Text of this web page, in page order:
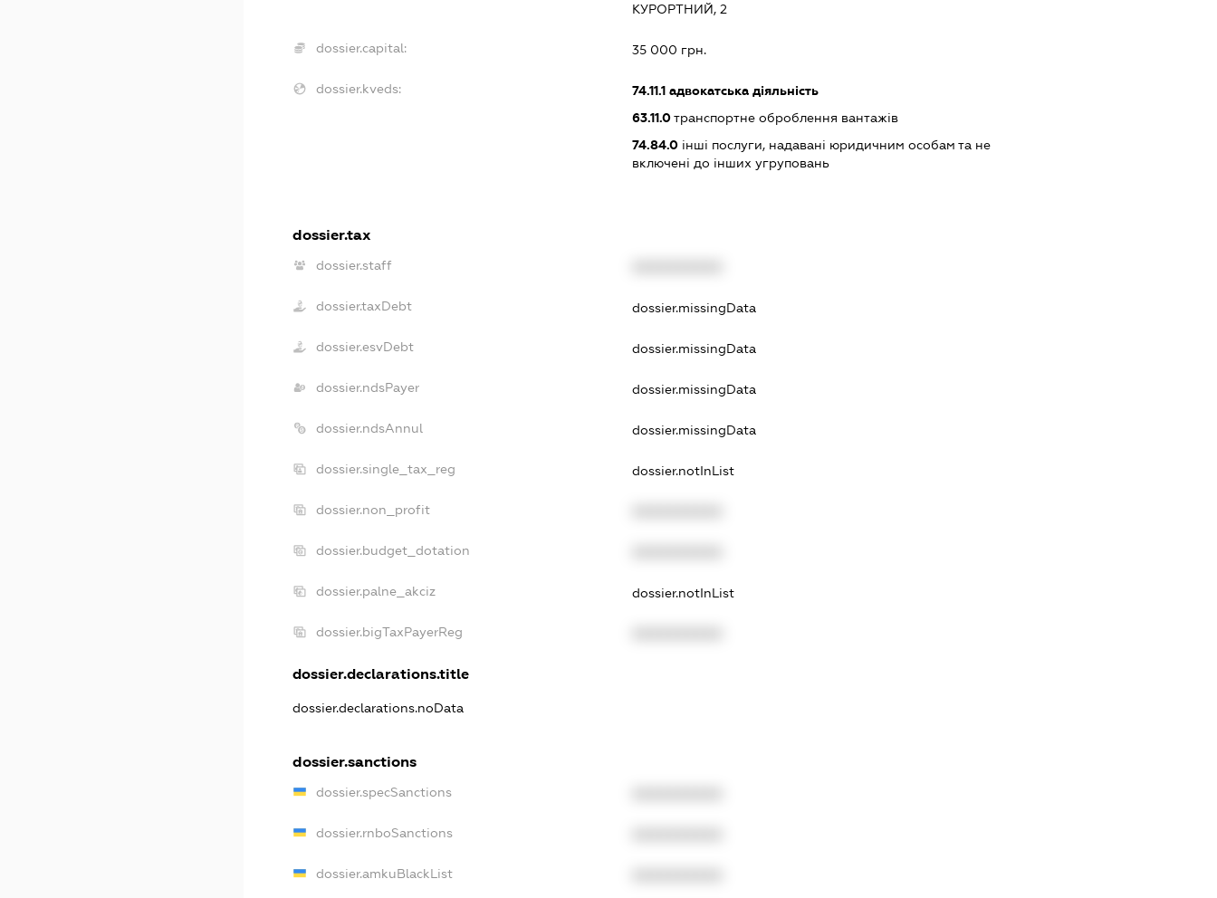
КУРОРТНИЙ, 2
dossier.capital: 35 000 грн.
dossier.kveds: 74.11.1адвокатська діяльність
63.11.0транспортне оброблення вантажів
74.84.0інші послуги, надавані юридичним особам та не
включені до інших угруповань
dossier.tax
dossier.staff
dossier.taxDebt dossier.missingData
dossier.esvDebt dossier.missingData
dossier.ndsPayer dossier.missingData
dossier.ndsAnnul dossier.missingData
dossier.single_tax_reg dossier.notInList
dossier.non_profit
dossier.budget_dotation
dossier.palne_akciz dossier.notInList
dossier.bigTaxPayerReg
dossier.declarations.title
dossier.declarations.noData
dossier.sanctions
dossier.specSanctions
dossier.rnboSanctions
dossier.amkuBlackList